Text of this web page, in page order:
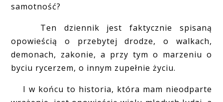
samotność?
Ten dziennik jest faktycznie spisaną
opowieścią o przebytej drodze, o walkach,
demonach, zakonie, a przy tym o marzeniu o
byciu rycerzem, o innym zupełnie życiu.
I w końcu to historia, która mam nieodparte